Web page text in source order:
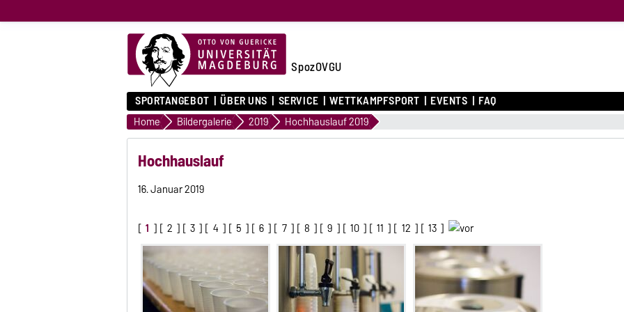
SpozOVGU
SPORTANGEBOT ÜBER UNS SERVICE WETTKAMPFSPORT EVENTS FAQ
Home Bildergalerie 2019 Hochhauslauf 2019
Hochhauslauf
16. Januar 2019
[ 1 ] [ 2 ] [ 3 ] [ 4 ] [ 5 ] [ 6 ] [ 7 ] [ 8 ] [ 9 ] [ 10 ] [ 11 ] [ 12 ] [ 13 ]